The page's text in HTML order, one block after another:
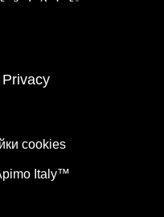
cookies
Italy™